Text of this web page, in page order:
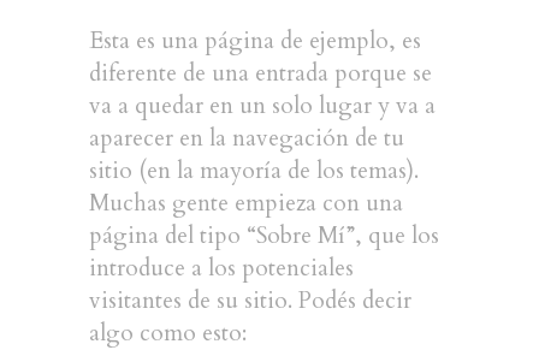
Esta es una página de ejemplo, es
diferente de una entrada porque se
va a quedar en un solo lugar y va a
aparecer en la navegación de tu
sitio (en la mayoría de los temas).
Muchas gente empieza con una
página del tipo “Sobre Mí”, que los
introduce a los potenciales
visitantes de su sitio. Podés decir
algo como esto: